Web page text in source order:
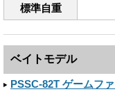
標準自重
ベイトモデル
PSSC-82T ゲームフ